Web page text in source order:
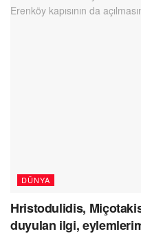
DÜNYA
Hristodulidis,
duyulan ilgi,